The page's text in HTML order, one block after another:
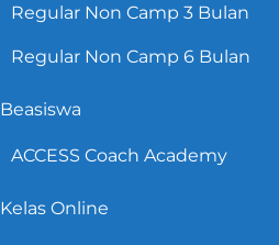
Regular Non Camp 3 Bulan
Regular Non Camp 6 Bulan
Beasiswa
ACCESS Coach Academy
Kelas Online